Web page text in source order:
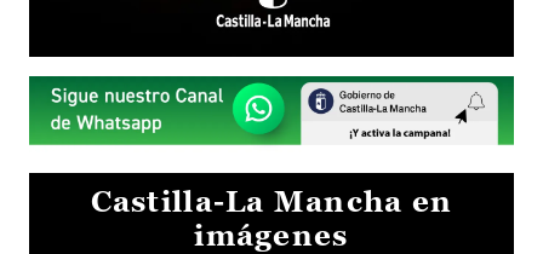
Castilla-La Mancha en
imágenes